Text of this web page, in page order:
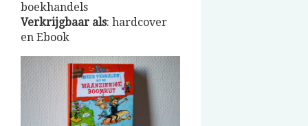
boekhandels
Verkrijgbaar als: hardcover
en Ebook